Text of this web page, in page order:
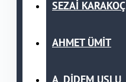
SEZAİ KARAKOÇ
AHMET ÜMİT